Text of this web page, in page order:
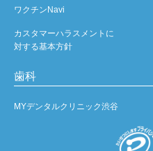
ワクチンNavi
カスタマーハラスメントに
対する基本方針
歯科
MYデンタルクリニック渋谷